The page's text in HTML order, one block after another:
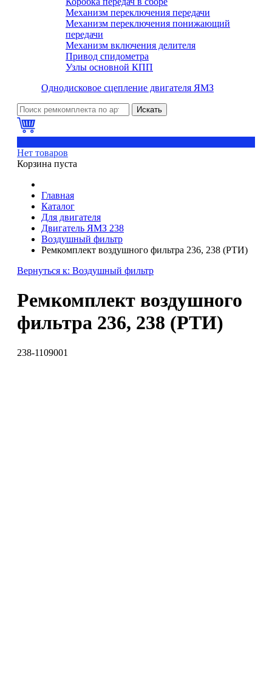
Механизм переключения передачи
Механизм переключения понижающий
передачи
Механизм включения делителя
Привод спидометра
Узлы основной КПП
Однодисковое сцепление двигателя ЯМЗ
Искать
Нет товаров
Корзина пуста
Главная
Каталог
Для двигателя
Двигатель ЯМЗ 238
Воздушный фильтр
Ремкомплект воздушного фильтра 236, 238 (РТИ)
Вернуться к: Воздушный фильтр
Ремкомплект воздушного
фильтра 236, 238 (РТИ)
238-1109001